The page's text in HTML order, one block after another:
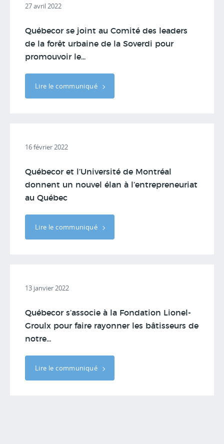
27 avril 2022
Québecor se joint au Comité des leaders
de la forêt urbaine de la Soverdi pour
promouvoir le...
Lire le communiqué
16 février 2022
Québecor et l’Université de Montréal
donnent un nouvel élan à l’entrepreneuriat
au Québec
Lire le communiqué
13 janvier 2022
Québecor s’associe à la Fondation Lionel-
Groulx pour faire rayonner les bâtisseurs de
notre...
Lire le communiqué